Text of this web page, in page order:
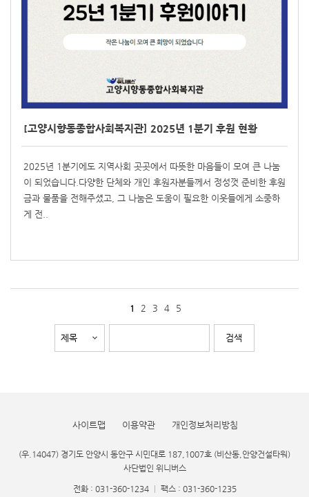
[고양시향동종합사회복지관] 2025년 1분기 후원 현황
2025년 1분기에도 지역사회 곳곳에서 따뜻한 마음들이 모여 큰 나눔
이 되었습니다.다양한 단체와 개인 후원자분들께서 정성껏 준비한 후원
금과 물품을 전해주셨고, 그 나눔은 도움이 필요한 이웃들에게 소중하
게 전..
1 2 3 4 5
사이트맵 이용약관 개인정보처리방침
(우.14047) 경기도 안양시 동안구 시민대로 187,1007호 (비산동,안양건설타워)
사단법인 위니버스
전화 : 031-360-1234 팩스 : 031-360-1235